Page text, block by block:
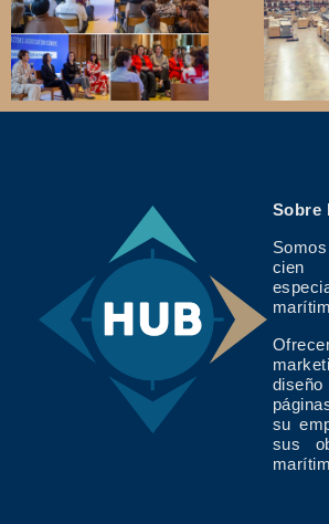
Sobre
cien
su
sus